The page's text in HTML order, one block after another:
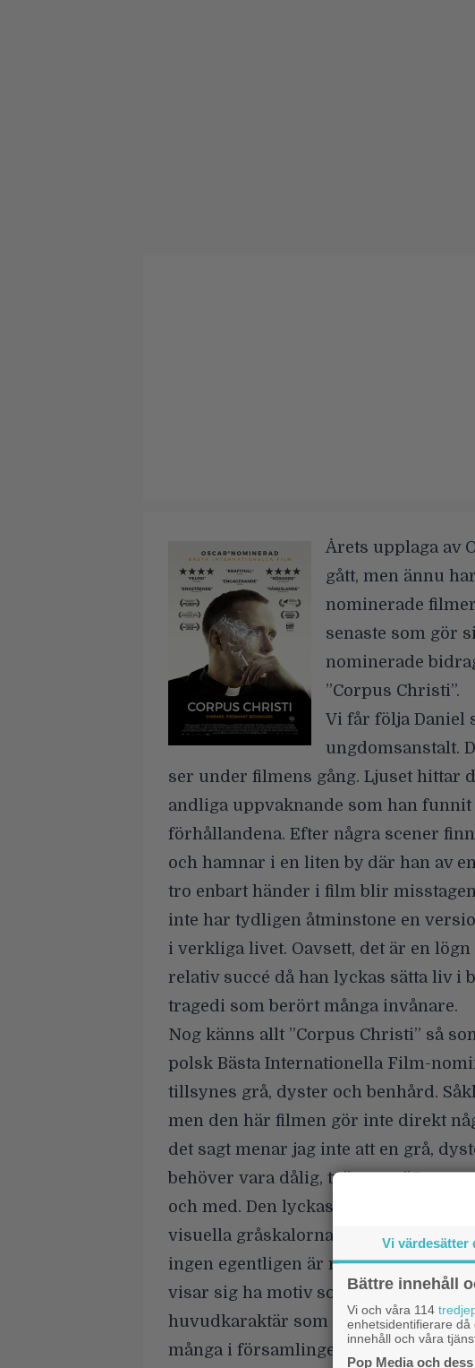
Årets upplaga av
gått, men ännu
nominerade
senaste som gör
nominerade
”Corpus Christi”.
Vi får följa Daniel
ungdomsanstalt.
ser under filmens gång. Ljuset hittar
andliga uppvaknande som han
förhållandena. Efter några scener
och hamnar i en liten by där han av
tro enbart händer i film blir
inte har tydligen åtminstone en
i verkliga livet. Oavsett, det är en
relativ succé då han lyckas sätta liv i
tragedi som berört många invånare.
Nog känns allt ”Corpus Christi” så
polsk Bästa Internationella Film-
tillsynes grå, dyster och benhård.
men den här filmen gör inte direkt
det sagt menar jag inte att en grå,
behöver vara dålig, tvärt om.
och med. Den lyckas till stor del för
visuella gråskalorna även i
ingen egentligen är riktigt genomgod.
visar sig ha motiv som inte enbart är
huvudkaraktär som faktiskt utnyttjar
många i församlingen förlitar sig till
Vi värdesätter
Bättre innehåll
Vi och våra 114
enhetsidentifierare
innehåll och våra
Pop Media och